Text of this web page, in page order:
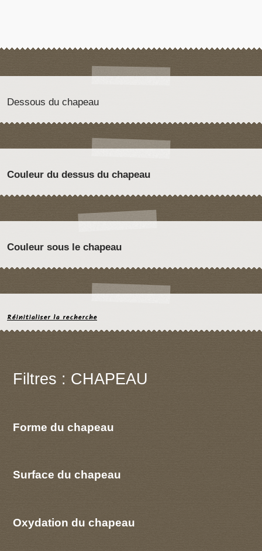
Dessous du chapeau
Couleur du dessus du chapeau
Couleur sous le chapeau
Réinitialiser la recherche
Filtres : CHAPEAU
Forme du chapeau
Surface du chapeau
Oxydation du chapeau